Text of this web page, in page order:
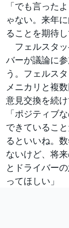
「でも言った
ゃない。来年
ることを期待し
フェルスタッ
バーが議論に
う。フェルス
メニカリと複
意見交換を続け
「ポジティブ
できているこ
るといいね。
ないけど、将
とドライバー
ってほしい」